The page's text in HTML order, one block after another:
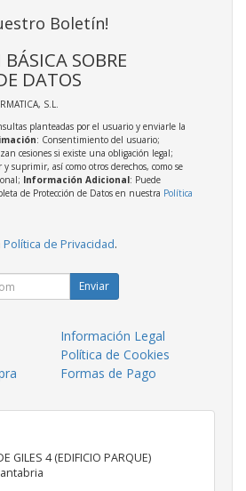
Boletín!
SOBRE
DATOS
S.L.
planteadas por el usuario y enviarle la
: Consentimiento del usuario;
cesiones si existe una obligación legal;
y suprimir, así como otros derechos, como se
Información Adicional: Puede
de Protección de Datos en nuestra Política
Política de Privacidad.
Enviar
Información Legal
Política de Cookies
Formas de Pago
GILES 4 (EDIFICIO PARQUE)